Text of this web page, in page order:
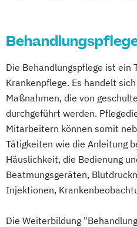
Pflegedienst
Krankenpflege
Praxisanleitung in der
Sozial- und
Staatlich anerkannte
Leitungsaufgaben in
Techniken der
Verantwortliche
Die Behandlungspflege ist ein
Krankenpflege. Es handelt
Maßnahmen, die von
durchgeführt werden.
Mitarbeitern können somit
Tätigkeiten wie die Anleitung
Häuslichkeit, die Bedienung
Beatmungsgeräten,
Injektionen,
Die Weiterbildung